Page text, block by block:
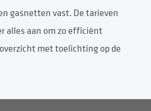
gasnetten vast. De tarieven
alles aan om zo efficiënt
met toelichting op de